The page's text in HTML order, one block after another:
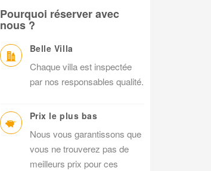
Pourquoi réserver avec
nous ?
Belle Villa
Chaque villa est inspectée
par nos responsables qualité.
Prix le plus bas
Nous vous garantissons que
vous ne trouverez pas de
meilleurs prix pour ces